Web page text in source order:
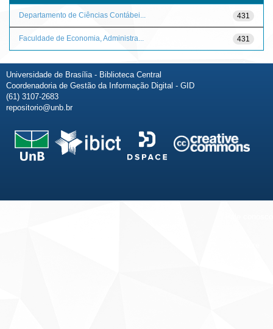
431
Departamento de Ciências Contábei...
431
Faculdade de Economia, Administra...
Universidade de Brasília - Biblioteca Central
Coordenadoria de Gestão da Informação Digital - GID
(61) 3107-2683
repositorio@unb.br